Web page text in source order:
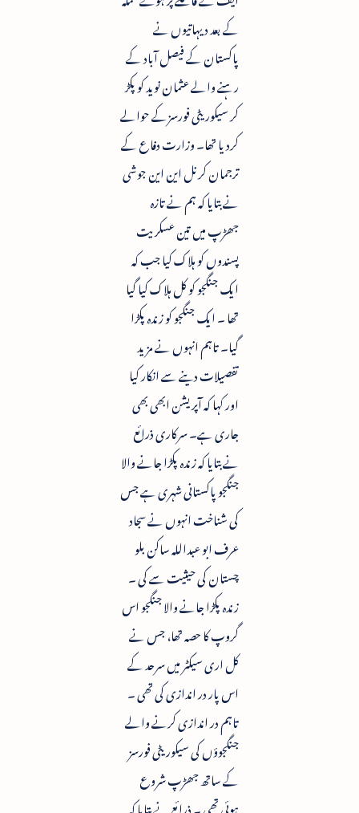
کے بعد دیہاتیوں نے
پاکستان کے فیصل آباد کے
رہنے والے عثمان نوید کو پکڑ
کر سیکوریٹی فورسزکے حوالے
کردیا تھا۔ وزارت دفاع کے
ترجمان کرنل این این جوشی
نے بتایا کہ ہم نے تازہ
جھڑپ میں تین عسکریت
پسندوں کو ہلاک کیا جب کہ
ایک جنگجو کو کل ہلاک کیا گیا
تھا ۔ ایک جنگجو کو زندہ پکڑا
گیا۔ تاہم انہوں نے مزید
تفصیلات دینے سے انکار کیا
اور کہا کہ آپریشن ابھی بھی
جاری ہے۔ سرکاری ذرائع
نے بتایا کہ زندہ پکڑا جانے والا
جنگجو پاکستانی شہری ہے جس
کی شناخت انہوں نے سجاد
عرف ابو عبداللہ ساکن بلو
چستان کی حیثیت سے کی ۔
زندہ پکڑا جانے والا جنگجو اس
گروپ کا حصہ تھا، جس نے
کل اری سیکٹر میں سرحد کے
اس پار در اندازی کی تھی ۔
تاہم در اندازی کرنے والے
جنگجوؤں کی سیکوریٹی فورسز
کے ساتھ جھڑپ شروع
ہوئی تھی ۔ ذرائع نے بتایا کہ